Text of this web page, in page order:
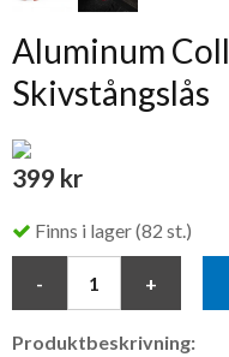
Aluminum
Skivstångslås
399 kr
Finns i lager (82 st.)
Produktbeskrivning: